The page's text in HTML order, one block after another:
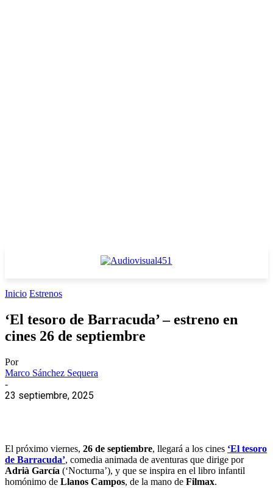
Inicio Estrenos
‘El tesoro de Barracuda’ – estreno en
cines 26 de septiembre
Por
Marco Sánchez Sequera
-
23 septiembre, 2025
El próximo viernes, 26 de septiembre, llegará a los cines ‘El tesoro
de Barracuda’, comedia animada de aventuras que dirige por
Adrià García (‘Nocturna’), y que se inspira en el libro infantil
homónimo de Llanos Campos, de la mano de Filmax.